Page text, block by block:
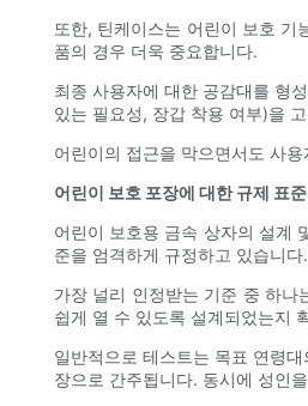
또한, 틴케이스는 어린이 보호
품의 경우 더욱 중요합니다.
최종 사용자에 대한 공감대를 형
있는 필요성, 장갑 착용 여부)을
어린이의 접근을 막으면서도 사
어린이 보호 포장에 대한 규제 표
어린이 보호용 금속 상자의 설계
준을 엄격하게 규정하고 있습니다.
가장 널리 인정받는 기준 중 하나
쉽게 열 수 있도록 설계되었는지
일반적으로 테스트는 목표 연령
장으로 간주됩니다. 동시에 성인